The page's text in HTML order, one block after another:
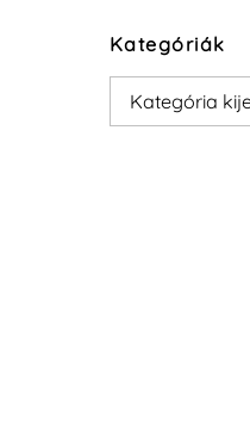
Kategóriák
Kategóriák